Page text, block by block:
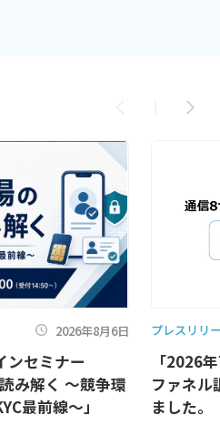
2026年8月6日
ンセミナー
み解く ～競争環
最前線～」
プレスリリ
「2026
ファネル
ました。